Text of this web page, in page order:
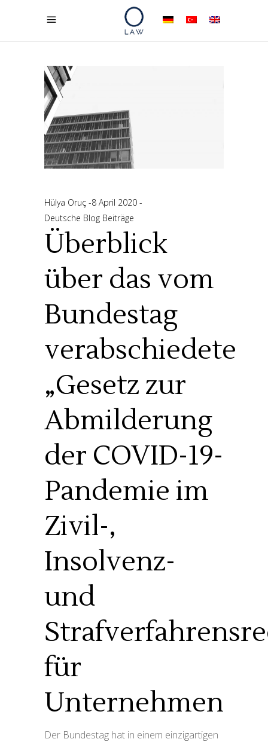
Hülya Oruç 8 April 2020
Deutsche Blog Beiträge
Überblick
über das vom
Bundestag
verabschiedete
„Gesetz zur
Abmilderung
der COVID-19-
Pandemie im
Zivil-,
Insolvenz-
und
für
Unternehmen
Der Bundestag hat in einem einzigartigen